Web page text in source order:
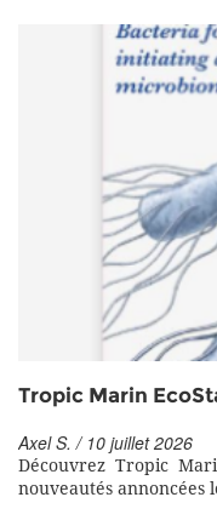
Tropic Marin
Axel S. / 10 juillet 2026
Découvrez Tropic
nouveautés annoncées